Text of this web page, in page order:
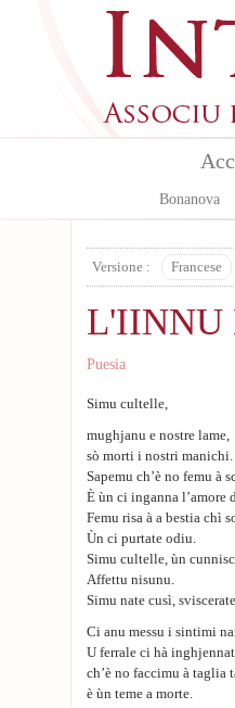
Bonanova
Versione : Francese
L'IINNU
Puesia
Simu cultelle,
mughjanu e nostre lame,
sò morti i nostri manichi.
Sapemu ch’è no femu à
È ùn ci inganna l’amore
Femu risa à a bestia chì
Ùn ci purtate odiu.
Simu cultelle, ùn
Affettu nisunu.
Simu nate cusì,
Ci anu messu i sintimi
U ferrale ci hà
ch’è no faccimu à taglia
è ùn teme a morte.